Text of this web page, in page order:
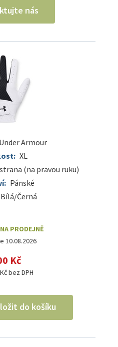
nás
Under Armour
XL
(na pravou ruku)
Pánské
Bílá/Černá
PRODEJNĚ
10.08.2026
Kč
bez DPH
do košíku